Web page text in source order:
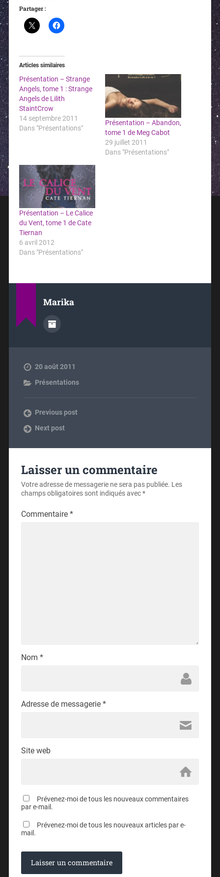
Partager :
Articles similaires
Présentation – Strange
Angels, tome 1 : Strange
Angels de Lilith
StaintCrow
14 septembre 2011
Dans "Présentations"
Présentation – Abandon,
tome 1 de Meg Cabot
29 juillet 2011
Dans "Présentations"
Présentation – Le Calice
du Vent, tome 1 de Cate
Tiernan
6 avril 2012
Dans "Présentations"
Marika
20 août 2011
Présentations
Previous post
Next post
Laisser un commentaire
Votre adresse de messagerie ne sera pas publiée. Les
champs obligatoires sont indiqués avec*
Commentaire *
Nom *
Adresse de messagerie *
Site web
Prévenez-moi de tous les nouveaux commentaires
par e-mail.
Prévenez-moi de tous les nouveaux articles par e-
mail.